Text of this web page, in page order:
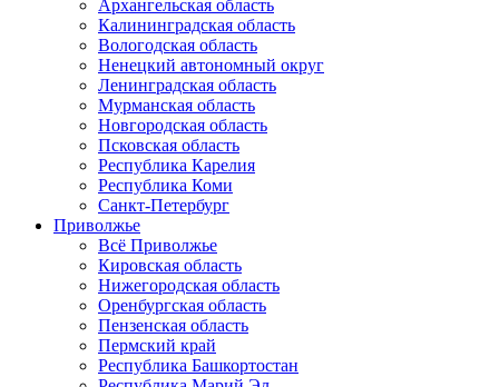
Архангельская область
Калининградская область
Вологодская область
Ненецкий автономный округ
Ленинградская область
Мурманская область
Новгородская область
Псковская область
Республика Карелия
Республика Коми
Санкт-Петербург
Приволжье
Всё Приволжье
Кировская область
Нижегородская область
Оренбургская область
Пензенская область
Пермский край
Республика Башкортостан